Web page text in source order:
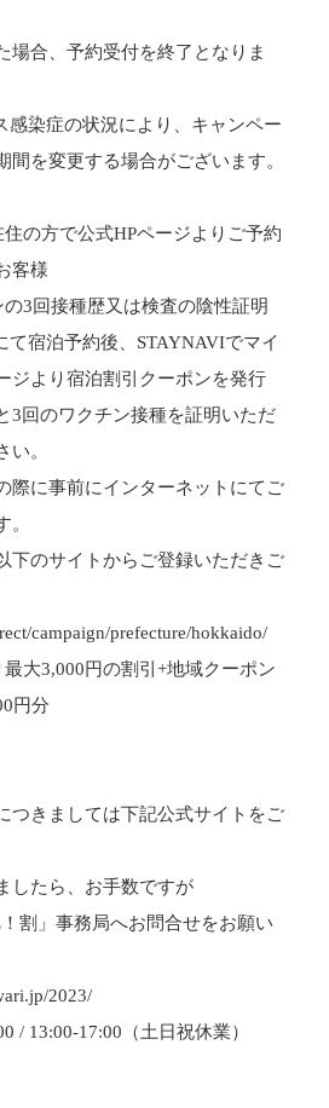
場合、予約受付を終了となりま
染症の状況により、キャンペー
間を変更する場合がございます。
の方で公式HPページよりご予約
客様
3回接種歴又は検査の陰性証明
て宿泊予約後、STAYNAVIでマイ
ジより宿泊割引クーポンを発行
3回のワクチン接種を証明いただ
い。
際に事前にインターネットにてご
。
下のサイトからご登録いただきご
campaign/prefecture/hokkaido/
大3,000円の割引+地域クーポン
円分
つきましては下記公式サイトをご
したら、お手数ですが
割」事務局へお問合せをお願い
2023/
/ 13:00-17:00（土日祝休業）